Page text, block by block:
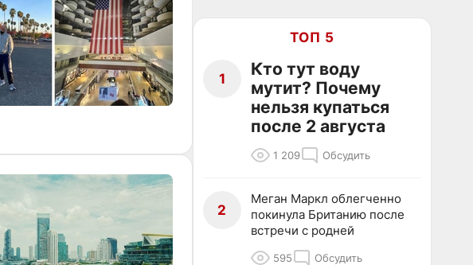
ТОП 5
1
Кто тут воду
мутит? Почему
нельзя купаться
после 2 августа
1 209 Обсудить
2
Меган Маркл облегченно
покинула Британию после
встречи с родней
595 Обсудить